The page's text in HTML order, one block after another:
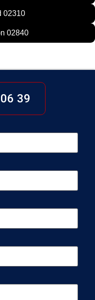
02310
02840
39